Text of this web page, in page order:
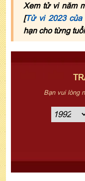
Xem tử vi năm
[Tử vi 2023 của
hạn cho từng
Bạn vui lòng